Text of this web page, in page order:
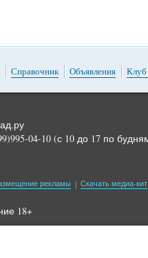
Справочник Объявления Клуб
04-10 (с 10 до 17 по
рекламы Скачать медиа-кит
18+